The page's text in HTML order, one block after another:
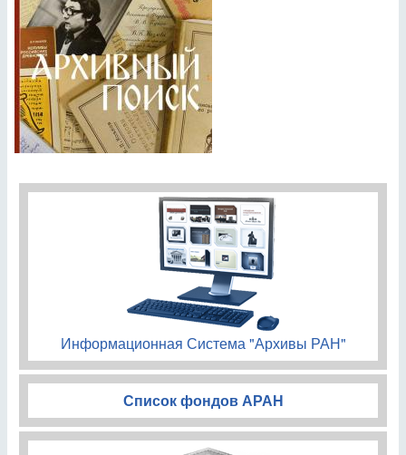
Информационная Система "Архивы РАН"
Список фондов АРАН